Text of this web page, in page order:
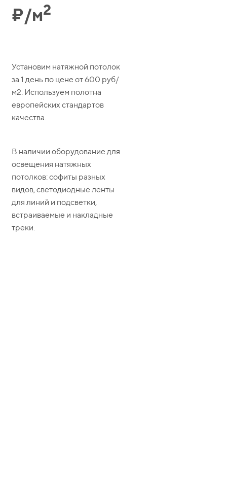
₽/м2
Установим натяжной потолок
за 1 день по цене от 600 руб/
м2. Используем полотна
европейских стандартов
качества.
В наличии оборудование для
освещения натяжных
потолков: софиты разных
видов, светодиодные ленты
для линий и подсветки,
встраиваемые и накладные
треки.